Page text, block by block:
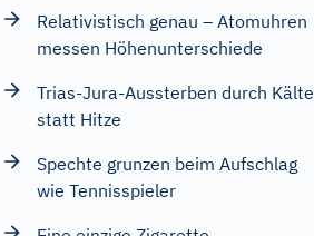
Relativistisch genau – Atomuhren
messen Höhenunterschiede
Trias-Jura-Aussterben durch Kälte
statt Hitze
Spechte grunzen beim Aufschlag
wie Tennisspieler